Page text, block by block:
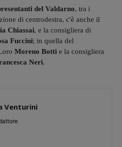
del Valdarno, tra i
di centrodestra, c'è anche il
Chiassai, e la consigliera di
Fuccini; in quella del
Moreno Botti e la consigliera
Neri.
Venturini